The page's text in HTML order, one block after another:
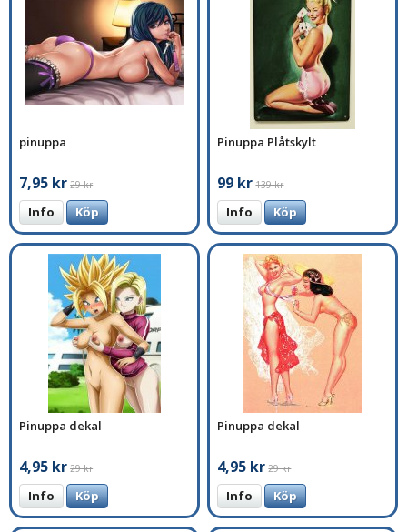
pinuppa
7,95 kr 29 kr
Info Köp
Pinuppa Plåtskylt
99 kr 139 kr
Info Köp
Pinuppa dekal
4,95 kr 29 kr
Info Köp
Pinuppa dekal
4,95 kr 29 kr
Info Köp